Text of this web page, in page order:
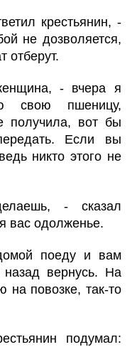
крестьянин, -
не дозволяется,
отберут.
- вчера я
свою пшеницу,
получила, вот бы
Если вы
никто этого не
- сказал
вас одолженье.
поеду и вам
вернусь. На
на повозке, так-то
подумал: